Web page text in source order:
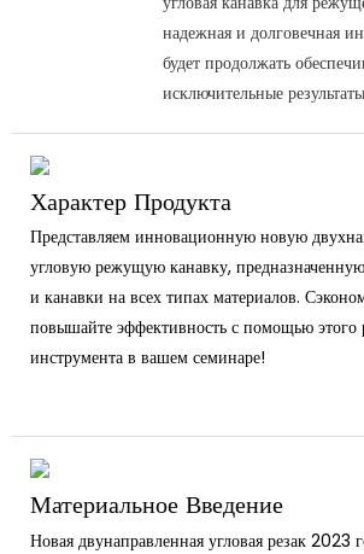
надежная и долговечная
будет продолжать
исключительные
Характер Продукта
Представляем инновационную новую
угловую режущую канавку,
и канавки на всех типах материалов.
повышайте эффективность с помощью этого
инструмента в вашем семинаре!
Материальное Введение
Новая двунаправленная угловая резак